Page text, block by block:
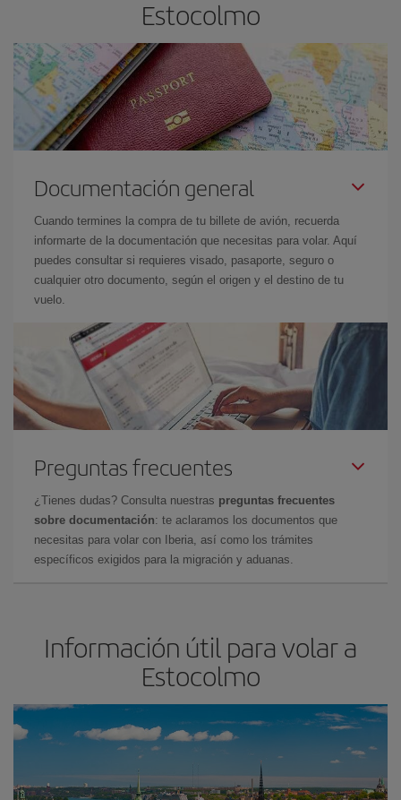
Estocolmo
Documentación general
Cuando termines la compra de tu billete de avión, recuerda
informarte de la documentación que necesitas para volar. Aquí
puedes consultar si requieres visado, pasaporte, seguro o
cualquier otro documento, según el origen y el destino de tu
vuelo.
Preguntas frecuentes
¿Tienes dudas? Consulta nuestras preguntas frecuentes
sobre documentación: te aclaramos los documentos que
necesitas para volar con Iberia, así como los trámites
específicos exigidos para la migración y aduanas.
Información útil para volar a
Estocolmo